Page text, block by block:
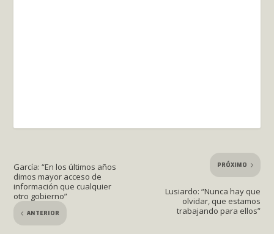
García: “En los últimos años
dimos mayor acceso de
información que cualquier
otro gobierno”
ANTERIOR
PRÓXIMO
Lusiardo: “Nunca hay que
olvidar, que estamos
trabajando para ellos”